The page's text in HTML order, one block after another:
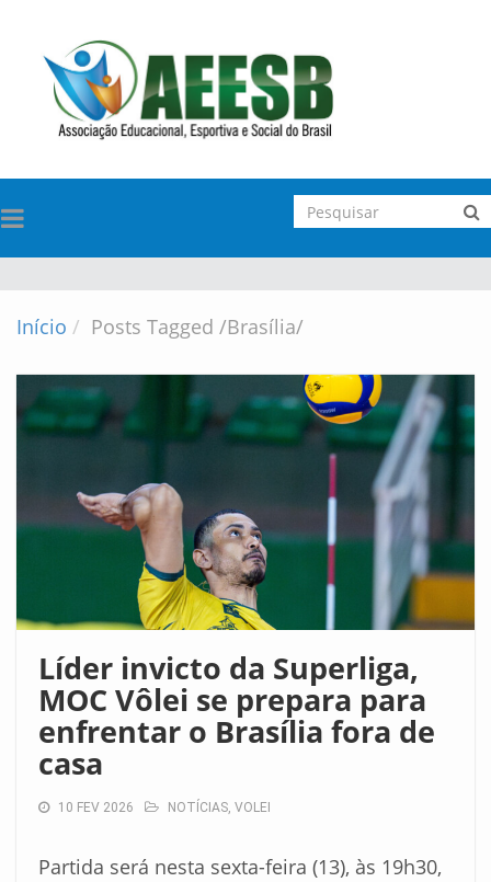
TOGGLE
NAVIGATION
Início Posts Tagged /Brasília/
Líder invicto da Superliga,
MOC Vôlei se prepara para
enfrentar o Brasília fora de
casa
10 FEV 2026 NOTÍCIAS, VOLEI
Partida será nesta sexta-feira (13), às 19h30,